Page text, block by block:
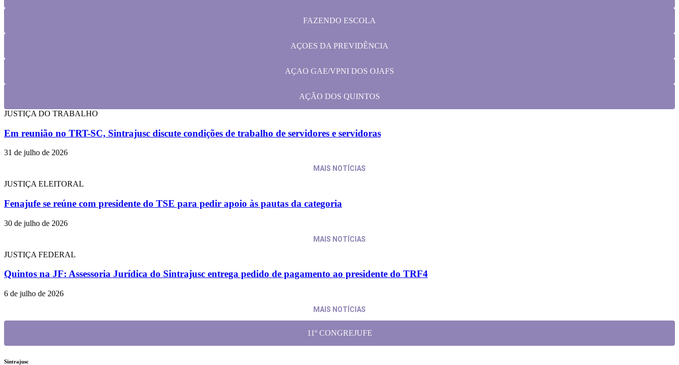
FAZENDO ESCOLA
AÇOES DA PREVIDÊNCIA
AÇAO GAE/VPNI DOS OJAFS
AÇÃO DOS QUINTOS
JUSTIÇA DO TRABALHO
Em reunião no TRT-SC, Sintrajusc discute condições de trabalho de servidores e servidoras
31 de julho de 2026
MAIS NOTÍCIAS
JUSTIÇA ELEITORAL
Fenajufe se reúne com presidente do TSE para pedir apoio às pautas da categoria
30 de julho de 2026
MAIS NOTÍCIAS
JUSTIÇA FEDERAL
Quintos na JF: Assessoria Jurídica do Sintrajusc entrega pedido de pagamento ao presidente do TRF4
6 de julho de 2026
MAIS NOTÍCIAS
11º CONGREJUFE
Sintrajusc